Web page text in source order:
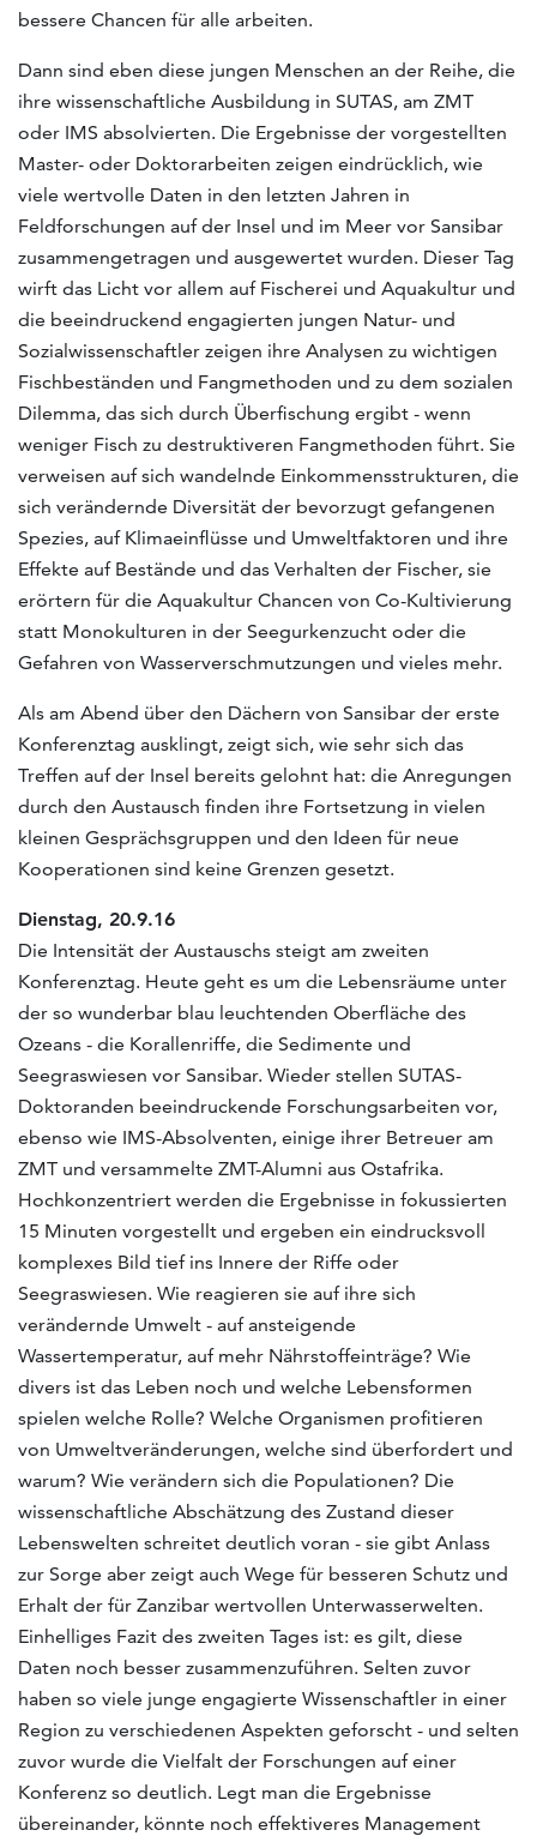
bessere Chancen für alle arbeiten.
Dann sind eben diese jungen Menschen an der Reihe, die
ihre wissenschaftliche Ausbildung in SUTAS, am ZMT
oder IMS absolvierten. Die Ergebnisse der vorgestellten
Master- oder Doktorarbeiten zeigen eindrücklich, wie
viele wertvolle Daten in den letzten Jahren in
Feldforschungen auf der Insel und im Meer vor Sansibar
zusammengetragen und ausgewertet wurden. Dieser Tag
wirft das Licht vor allem auf Fischerei und Aquakultur und
die beeindruckend engagierten jungen Natur- und
Sozialwissenschaftler zeigen ihre Analysen zu wichtigen
Fischbeständen und Fangmethoden und zu dem sozialen
Dilemma, das sich durch Überfischung ergibt - wenn
weniger Fisch zu destruktiveren Fangmethoden führt. Sie
verweisen auf sich wandelnde Einkommensstrukturen, die
sich verändernde Diversität der bevorzugt gefangenen
Spezies, auf Klimaeinflüsse und Umweltfaktoren und ihre
Effekte auf Bestände und das Verhalten der Fischer, sie
erörtern für die Aquakultur Chancen von Co-Kultivierung
statt Monokulturen in der Seegurkenzucht oder die
Gefahren von Wasserverschmutzungen und vieles mehr.
Als am Abend über den Dächern von Sansibar der erste
Konferenztag ausklingt, zeigt sich, wie sehr sich das
Treffen auf der Insel bereits gelohnt hat: die Anregungen
durch den Austausch finden ihre Fortsetzung in vielen
kleinen Gesprächsgruppen und den Ideen für neue
Kooperationen sind keine Grenzen gesetzt.
Dienstag, 20.9.16
Die Intensität der Austauschs steigt am zweiten
Konferenztag. Heute geht es um die Lebensräume unter
der so wunderbar blau leuchtenden Oberfläche des
Ozeans - die Korallenriffe, die Sedimente und
Seegraswiesen vor Sansibar. Wieder stellen SUTAS-
Doktoranden beeindruckende Forschungsarbeiten vor,
ebenso wie IMS-Absolventen, einige ihrer Betreuer am
ZMT und versammelte ZMT-Alumni aus Ostafrika.
Hochkonzentriert werden die Ergebnisse in fokussierten
15 Minuten vorgestellt und ergeben ein eindrucksvoll
komplexes Bild tief ins Innere der Riffe oder
Seegraswiesen. Wie reagieren sie auf ihre sich
verändernde Umwelt - auf ansteigende
Wassertemperatur, auf mehr Nährstoffeinträge? Wie
divers ist das Leben noch und welche Lebensformen
spielen welche Rolle? Welche Organismen profitieren
von Umweltveränderungen, welche sind überfordert und
warum? Wie verändern sich die Populationen? Die
wissenschaftliche Abschätzung des Zustand dieser
Lebenswelten schreitet deutlich voran - sie gibt Anlass
zur Sorge aber zeigt auch Wege für besseren Schutz und
Erhalt der für Zanzibar wertvollen Unterwasserwelten.
Einhelliges Fazit des zweiten Tages ist: es gilt, diese
Daten noch besser zusammenzuführen. Selten zuvor
haben so viele junge engagierte Wissenschaftler in einer
Region zu verschiedenen Aspekten geforscht - und selten
zuvor wurde die Vielfalt der Forschungen auf einer
Konferenz so deutlich. Legt man die Ergebnisse
übereinander, könnte noch effektiveres Management